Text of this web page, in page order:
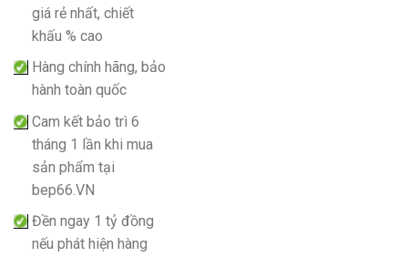
giá rẻ nhất, chiết
khấu % cao
Hàng chính hãng, bảo
hành toàn quốc
Cam kết bảo trì 6
tháng 1 lần khi mua
sản phẩm tại
bep66.VN
Đền ngay 1 tỷ đồng
nếu phát hiện hàng